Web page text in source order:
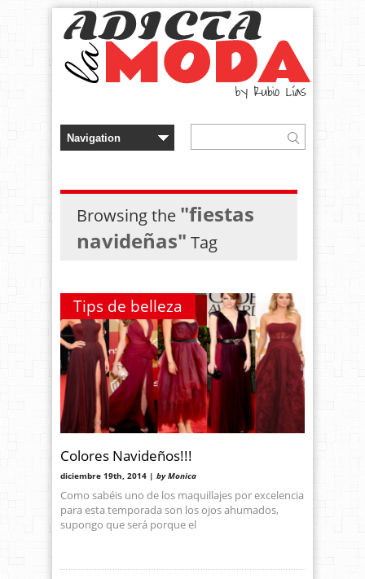
Browsing the "fiestas
navideñas" Tag
Tips de belleza
Colores Navideños!!!
diciembre 19th, 2014 | by Monica
Como sabéis uno de los maquillajes por excelencia
para esta temporada son los ojos ahumados,
supongo que será porque el